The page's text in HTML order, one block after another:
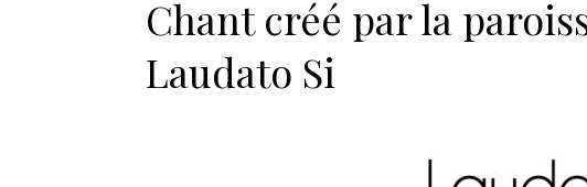
Chant créé par la
Laudato Si